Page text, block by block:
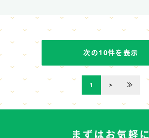
次の10件を表示
1 > ≫
まずはお気軽に